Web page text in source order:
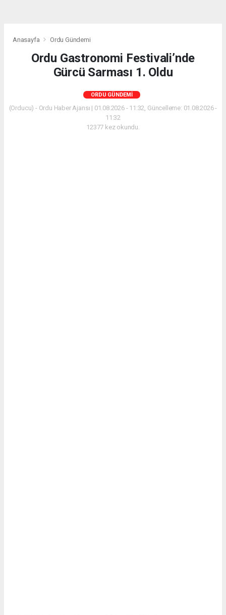
Anasayfa Ordu Gündemi
Ordu Gastronomi Festivali’nde
Gürcü Sarması 1. Oldu
ORDU GÜNDEMI
(Orducu) - Ordu Haber Ajansı | 01.08.2026 - 11:32, Güncelleme: 01.08.2026 -
11:32
12377 kez okundu.